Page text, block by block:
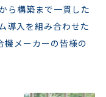
ら構築まで一貫した
導入を組み合わせた
メーカーの皆様の